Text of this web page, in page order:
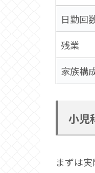
日勤回
残業
家族構
小児
まずは